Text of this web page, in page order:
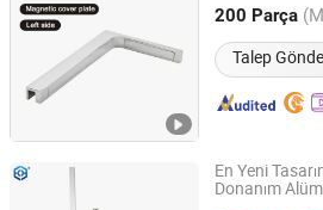
200 Parça
Talep
Guangdong, China
En Yeni
Donanım
EC Hardware Co., Ltd.